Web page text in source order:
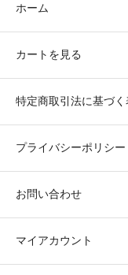
ホーム
カートを見る
特定商取引法に基づく
プライバシーポリシー
お問い合わせ
マイアカウント